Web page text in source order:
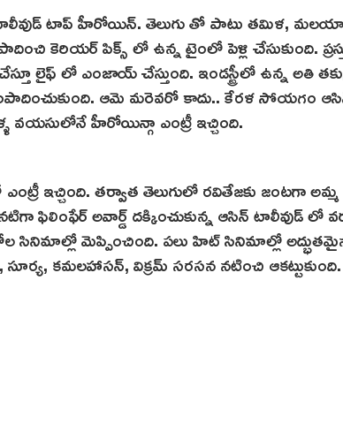
టాలీవుడ్ టాప్ హీరోయిన్. తెలుగు తో పాటు తమిళ,
కెరియర్ పిక్స్ లో ఉన్న టైంలో పెళ్లి చేసుకుంది.
లైఫ్ లో ఎంజాయ్ చేస్తుంది. ఇండస్ట్రీలో ఉన్న అతి
ఆమె మరెవరో కాదు.. కేరళ సోయగం
వయసులోనే హీరోయిన్గా ఎంట్రీ ఇచ్చింది.
ఇచ్చింది. తర్వాత తెలుగులో రవితేజకు జంటగా
అవార్డ్‌ దక్కించుకున్న ఆసిన్ టాలీవుడ్ లో
సినిమాల్లో మెప్పించింది. పలు హిట్ సినిమాల్లో
కమలహాసన్, విక్రమ్ సరసన నటించి ఆకట్టుకుంది.